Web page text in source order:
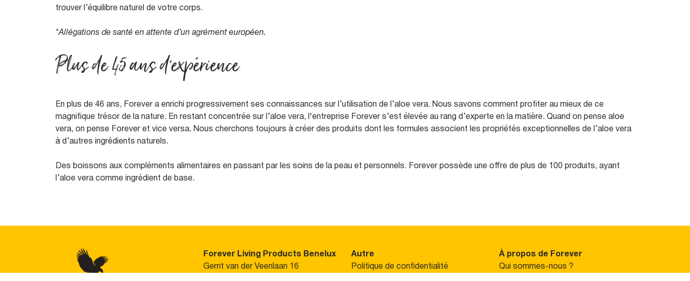
trouver l’équilibre naturel de votre corps.
*Allégations de santé en attente d’un agrément européen.
Plus de 45 ans d'expérience
En plus de 46 ans, Forever a enrichi progressivement ses connaissances sur l’utilisation de l’aloe vera. Nous savons comment profiter au mieux de ce
magnifique trésor de la nature. En restant concentrée sur l’aloe vera, l'entreprise Forever s’est élevée au rang d’experte en la matière. Quand on pense aloe
vera, on pense Forever et vice versa. Nous cherchons toujours à créer des produits dont les formules associent les propriétés exceptionnelles de l’aloe vera
à d’autres ingrédients naturels.
Des boissons aux compléments alimentaires en passant par les soins de la peau et personnels. Forever possède une offre de plus de 100 produits, ayant
l’aloe vera comme ingrédient de base.
Forever Living Products Benelux
Gerrit van der Veenlaan 16
Autre
Politique de confidentialité
À propos de Forever
Qui sommes-nous ?